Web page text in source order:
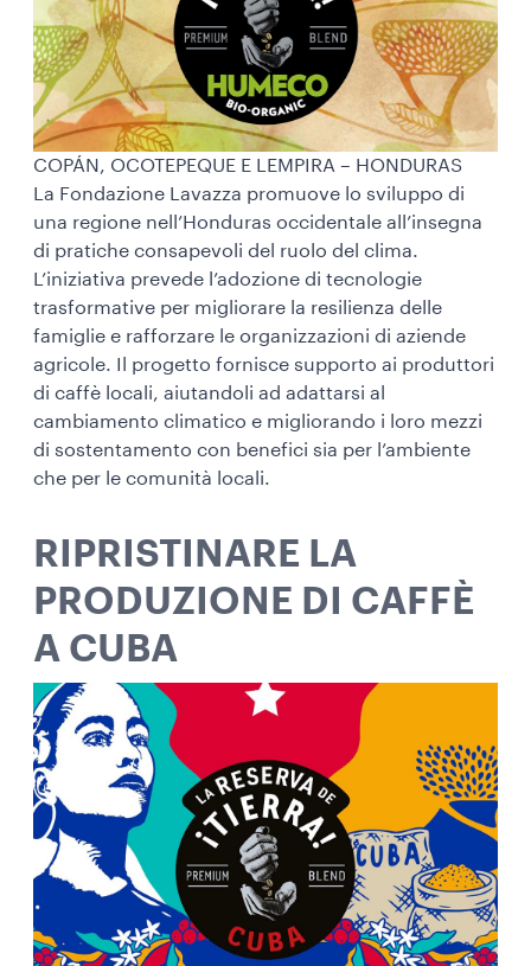
COPÁN, OCOTEPEQUE E LEMPIRA – HONDURAS
La Fondazione Lavazza promuove lo sviluppo di
una regione nell’Honduras occidentale all’insegna
di pratiche consapevoli del ruolo del clima.
L’iniziativa prevede l’adozione di tecnologie
trasformative per migliorare la resilienza delle
famiglie e rafforzare le organizzazioni di aziende
agricole. Il progetto fornisce supporto ai produttori
di caffè locali, aiutandoli ad adattarsi al
cambiamento climatico e migliorando i loro mezzi
di sostentamento con benefici sia per l’ambiente
che per le comunità locali.
RIPRISTINARE LA
PRODUZIONE DI CAFFÈ
A CUBA